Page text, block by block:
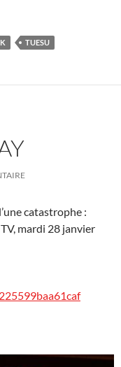
TUESU
catastrophe :
mardi 28 janvier